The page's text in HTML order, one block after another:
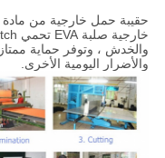
والخدش ، وتوفر حماية
والأضرار اليومية الأخرى.